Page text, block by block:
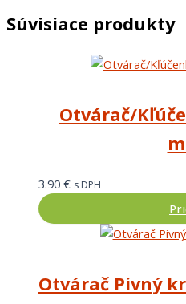
Súvisiace produkty
Otvárač/
3.90 € s DPH
Otvárač Pivný